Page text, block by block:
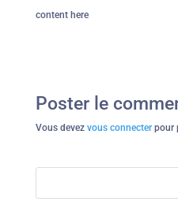
content here
Poster le
Vous devez vous connecterpour